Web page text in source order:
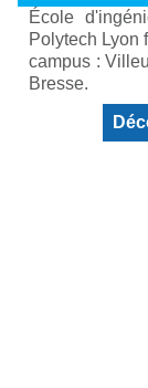
École
Polytech Lyon
campus :
Bresse.